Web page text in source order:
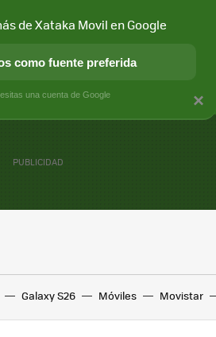
Y SOCIEDAD APLICACIONES
Galaxy S26 Móviles Movistar
×
de Xataka Movil en Google
como fuente preferida
una cuenta de Google